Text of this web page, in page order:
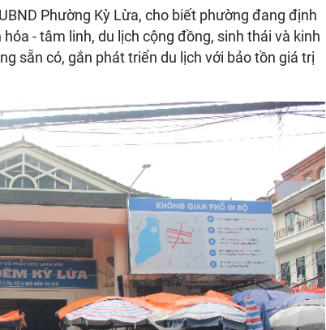
Phường Kỳ Lừa, cho biết phường đang định
- tâm linh, du lịch cộng đồng, sinh thái và kinh
sẵn có, gắn phát triển du lịch với bảo tồn giá trị